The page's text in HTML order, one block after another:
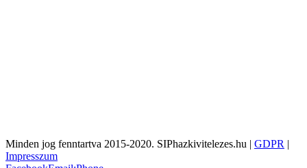
Minden jog fenntartva 2015-2020. SIPhazkivitelezes.hu | GDPR |
Impresszum